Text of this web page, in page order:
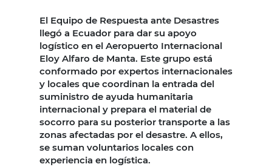
El Equipo de Respuesta ante Desastres
llegó a Ecuador para dar su apoyo
logístico en el Aeropuerto Internacional
Eloy Alfaro de Manta. Este grupo está
conformado por expertos internacionales
y locales que coordinan la entrada del
suministro de ayuda humanitaria
internacional y prepara el material de
socorro para su posterior transporte a las
zonas afectadas por el desastre. A ellos,
se suman voluntarios locales con
experiencia en logística.